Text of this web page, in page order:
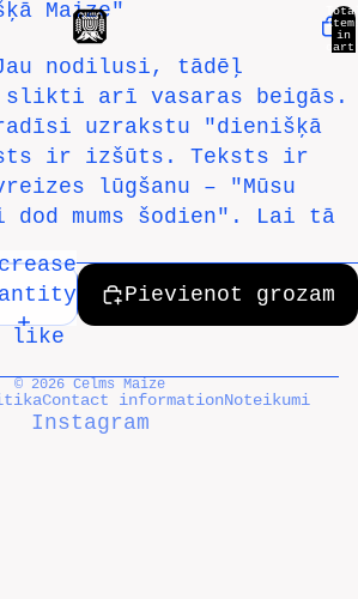
in
Maize"
nodilusi, tādēļ
slikti arī vasaras beigās.
uzrakstu "dienišķā
ir izšūts. Teksts ir
lūgšanu – "Mūsu
dod mums šodien". Lai tā
Pievienot grozam
like
© 2026 Celms Maize
Contact informationNoteikumi
Instagram